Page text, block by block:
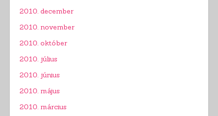
2010. december
2010. november
2010. október
2010. július
2010. június
2010. május
2010. március